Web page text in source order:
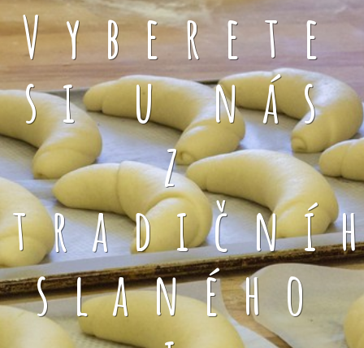
Vyberete
si u nás
z
slaného